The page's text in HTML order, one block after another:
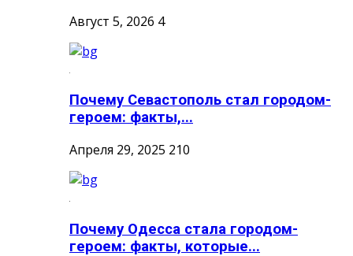
Август 5, 2026 4
Почему Севастополь стал городом-
героем: факты,...
Апреля 29, 2025 210
Почему Одесса стала городом-
героем: факты, которые...